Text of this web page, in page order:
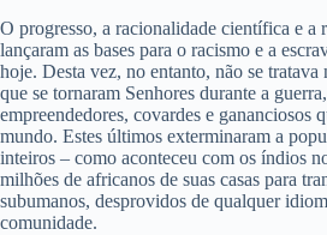
O progresso, a racionalidade científica e a
lançaram as bases para o racismo e a
hoje. Desta vez, no entanto, não se tratava
que se tornaram Senhores durante a
empreendedores, covardes e gananciosos
mundo. Estes últimos exterminaram a
inteiros – como aconteceu com os índios
milhões de africanos de suas casas para
subumanos, desprovidos de qualquer
comunidade.